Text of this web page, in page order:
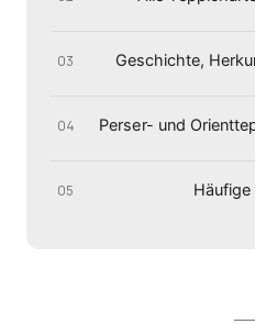
03 Geschichte,
04 Perser- und
05